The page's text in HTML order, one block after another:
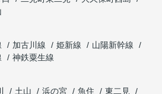
加古川線 姫新線
山陽新幹線
神鉄粟生線
土山 浜の宮 魚住
東二見